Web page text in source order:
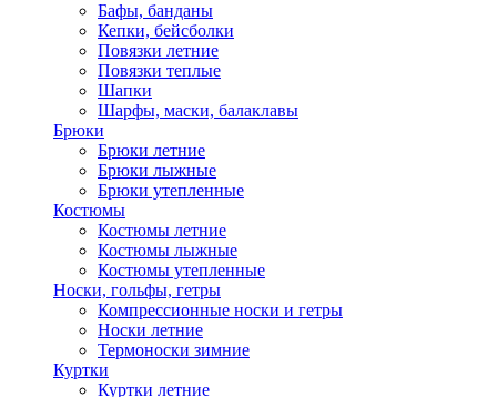
Бафы, банданы
Кепки, бейсболки
Повязки летние
Повязки теплые
Шапки
Шарфы, маски, балаклавы
Брюки
Брюки летние
Брюки лыжные
Брюки утепленные
Костюмы
Костюмы летние
Костюмы лыжные
Костюмы утепленные
Носки, гольфы, гетры
Компрессионные носки и гетры
Носки летние
Термоноски зимние
Куртки
Куртки летние